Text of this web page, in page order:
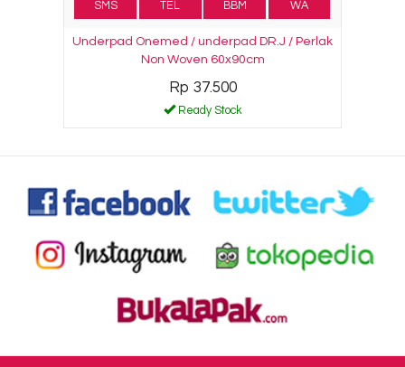
SMS TEL BBM WA
Underpad Onemed / underpad DR.J / Perlak
Non Woven 60x90cm
Rp 37.500
Ready Stock